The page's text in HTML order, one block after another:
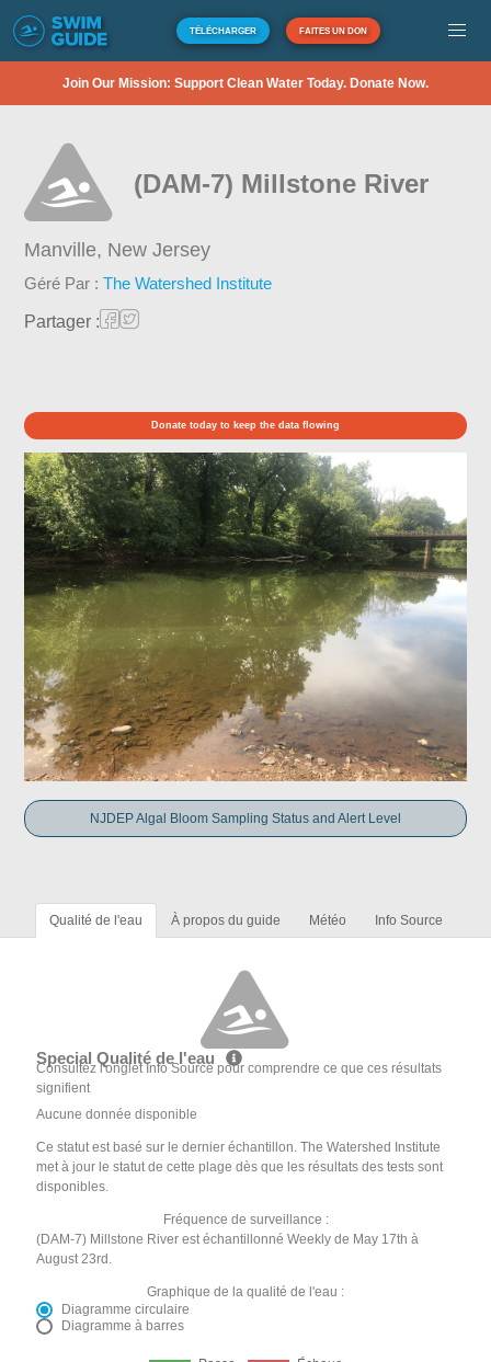
TÉLÉCHARGER FAITES UN DON
Join Our Mission: Support Clean Water Today. Donate Now.
(DAM-7) Millstone River
Manville, New Jersey
Géré Par :The Watershed Institute
Partager :
Donate today to keep the data flowing
NJDEP Algal Bloom Sampling Status and Alert Level
Qualité de l'eau À propos du guide Météo Info Source
Special Qualité de l'eau
Consultez l'onglet Info Source pour comprendre ce que ces résultats
signifient
Aucune donnée disponible
Ce statut est basé sur le dernier échantillon. The Watershed Institute
met à jour le statut de cette plage dès que les résultats des tests sont
disponibles.
Fréquence de surveillance :
(DAM-7) Millstone River est échantillonné Weekly de May 17th à
August 23rd.
Graphique de la qualité de l'eau :
Diagramme circulaire
Diagramme à barres